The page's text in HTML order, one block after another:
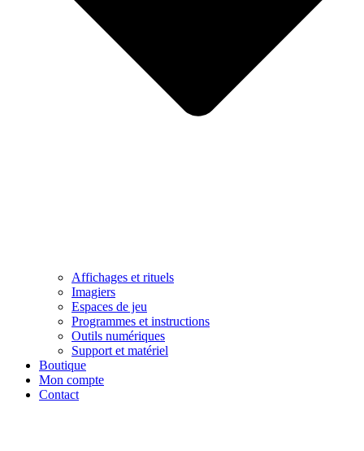
Affichages et rituels
Imagiers
Espaces de jeu
Programmes et instructions
Outils numériques
Support et matériel
Boutique
Mon compte
Contact